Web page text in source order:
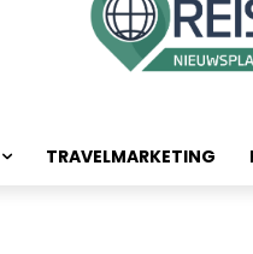
TRAVELMARKETING